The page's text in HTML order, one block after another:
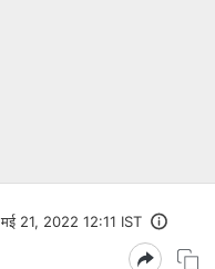
मई 21, 2022 12:11 IST